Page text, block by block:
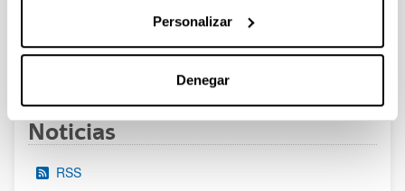
Personalizar
Denegar
PáginaPágina
Noticias
RSS